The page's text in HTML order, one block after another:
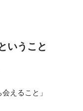
いうこと
えること」